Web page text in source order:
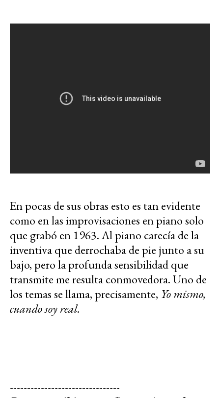
En pocas de sus obras esto es tan evidente
como en las improvisaciones en piano solo
que grabó en 1963. Al piano carecía de la
inventiva que derrochaba de pie junto a su
bajo, pero la profunda sensibilidad que
transmite me resulta conmovedora. Uno de
los temas se llama, precisamente, Yo mismo,
cuando soy real.
--------------------------------